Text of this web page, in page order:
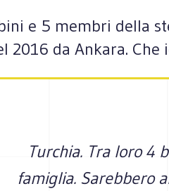
e 5 membri della
2016 da Ankara.
Turchia. Tra loro 4
famiglia. Sarebbero